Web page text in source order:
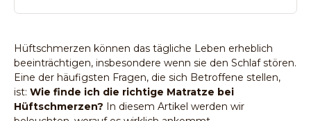
Hüftschmerzen können das tägliche Leben erheblich
beeinträchtigen, insbesondere wenn sie den Schlaf stören.
Eine der häufigsten Fragen, die sich Betroffene stellen,
ist: Wie finde ich die richtige Matratze bei
Hüftschmerzen? In diesem Artikel werden wir